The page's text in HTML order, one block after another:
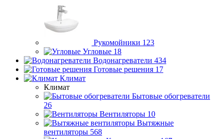
Рукомойники 123
Угловые 18
Водонагреватели 434
Готовые решения 17
Климат
Климат
Бытовые обогреватели
26
Вентиляторы 10
Вытяжные
вентиляторы 568